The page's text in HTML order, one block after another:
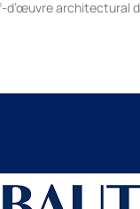
d’œuvre architectural